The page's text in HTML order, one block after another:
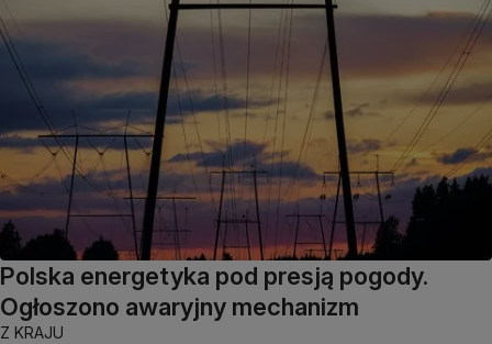
Polska energetyka pod presją pogody.
Ogłoszono awaryjny mechanizm
Z KRAJU